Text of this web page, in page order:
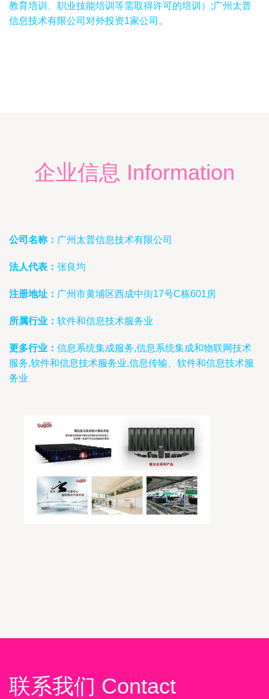
教育培训、职业技能培训等需取得许可的培训）;广州太普
信息技术有限公司对外投资1家公司。
企业信息 Information
公司名称： 广州太普信息技术有限公司
法人代表： 张良均
注册地址： 广州市黄埔区西成中街17号C栋601房
所属行业： 软件和信息技术服务业
更多行业： 信息系统集成服务,信息系统集成和物联网技术
服务,软件和信息技术服务业,信息传输、软件和信息技术服
务业
联系我们 Contact